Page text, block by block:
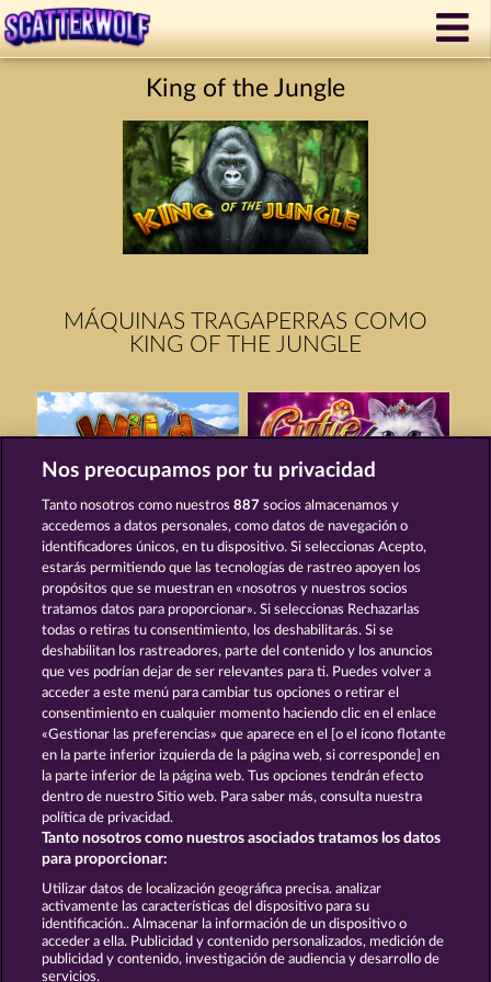
King of the Jungle
MÁQUINAS TRAGAPERRAS COMO
KING OF THE JUNGLE
WILD RAPA NUI CUTIE CAT
NIGHT WOLVES BLACK BEAUTY
Términos y condiciones
Declaración de privacidad
Empresa
Enviar solicitud de desistimiento
Nos preocupamos por tu privacidad
Tanto nosotros como nuestros887 socios almacenamos y
accedemos a datos personales, como datos de navegación o
identificadores únicos, en tu dispositivo. Si seleccionas Acepto,
estarás permitiendo que las tecnologías de rastreo apoyen los
propósitos que se muestran en «nosotros y nuestros socios
tratamos datos para proporcionar». Si seleccionas Rechazarlas
todas o retiras tu consentimiento, los deshabilitarás. Si se
deshabilitan los rastreadores, parte del contenido y los anuncios
que ves podrían dejar de ser relevantes para ti. Puedes volver a
acceder a este menú para cambiar tus opciones o retirar el
consentimiento en cualquier momento haciendo clic en el enlace
«Gestionar las preferencias» que aparece en el [o el ícono flotante
en la parte inferior izquierda de la página web, si corresponde] en
la parte inferior de la página web. Tus opciones tendrán efecto
dentro de nuestro Sitio web. Para saber más, consulta nuestra
política de privacidad.
Tanto nosotros como nuestros asociados tratamos los datos
para proporcionar:
Utilizar datos de localización geográfica precisa. analizar
activamente las características del dispositivo para su
identificación.. Almacenar la información de un dispositivo o
acceder a ella. Publicidad y contenido personalizados, medición de
publicidad y contenido, investigación de audiencia y desarrollo de
servicios.